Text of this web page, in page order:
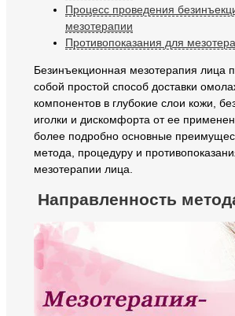
Процесс проведения
мезотерапии
Противопоказания для
Безинъекционная мезотерапия лица
собой простой способ доставки
компонентов в глубокие слои кожи,
иголки и дискомфорта от ее
более подробно основные
метода, процедуру и
мезотерапии лица.
Направленность